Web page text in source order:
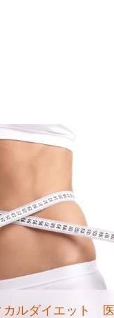
カルダイエット